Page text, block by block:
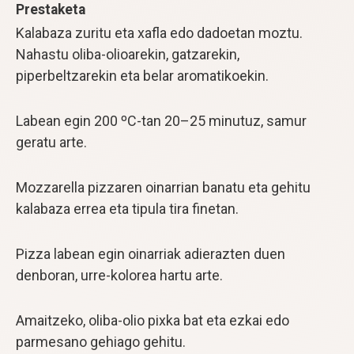
Prestaketa
Kalabaza zuritu eta xafla edo dadoetan moztu.
Nahastu oliba-olioarekin, gatzarekin,
piperbeltzarekin eta belar aromatikoekin.
Labean egin 200 ºC-tan 20–25 minutuz, samur
geratu arte.
Mozzarella pizzaren oinarrian banatu eta gehitu
kalabaza errea eta tipula tira finetan.
Pizza labean egin oinarriak adierazten duen
denboran, urre-kolorea hartu arte.
Amaitzeko, oliba-olio pixka bat eta ezkai edo
parmesano gehiago gehitu.